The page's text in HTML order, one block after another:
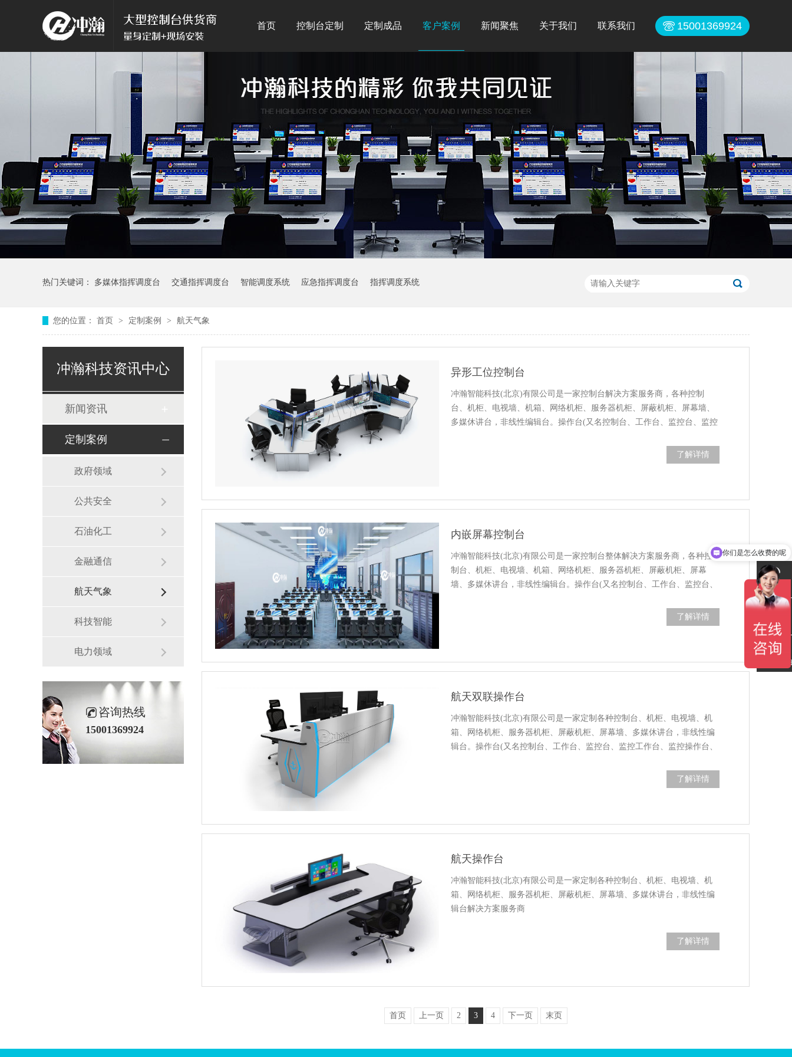
首页 控制台定制 定制成品 客户案例 新闻聚焦 关于我们 联系我们 15001369924
热门关键词： 多媒体指挥调度台 交通指挥调度台 智能调度系统 应急指挥调度台 指挥调度系统
您的位置： 首页 > 定制案例 > 航天气象
冲瀚科技资讯中心
新闻资讯
定制案例
政府领域
公共安全
石油化工
金融通信
航天气象
科技智能
电力领域
咨询热线
15001369924
异形工位控制台
冲瀚智能科技(北京)有限公司是一家控制台解决方案服务商，各种控制
台、机柜、电视墙、机箱、网络机柜、服务器机柜、屏蔽机柜、屏幕墙、
多媒休讲台，非线性编辑台。操作台(又名控制台、工作台、监控台、监控
了解详情
内嵌屏幕控制台
冲瀚智能科技(北京)有限公司是一家控制台整体解决方案服务商，各种控
制台、机柜、电视墙、机箱、网络机柜、服务器机柜、屏蔽机柜、屏幕
墙、多媒休讲台，非线性编辑台。操作台(又名控制台、工作台、监控台、
了解详情
航天双联操作台
冲瀚智能科技(北京)有限公司是一家定制各种控制台、机柜、电视墙、机
箱、网络机柜、服务器机柜、屏蔽机柜、屏幕墙、多媒休讲台，非线性编
辑台。操作台(又名控制台、工作台、监控台、监控工作台、监控操作台、
了解详情
航天操作台
冲瀚智能科技(北京)有限公司是一家定制各种控制台、机柜、电视墙、机
箱、网络机柜、服务器机柜、屏蔽机柜、屏幕墙、多媒休讲台，非线性编
辑台解决方案服务商
了解详情
首页 上一页 2 3 4 下一页 末页
联系电话
在线留言
微信扫一扫
你们是怎么收费的呢